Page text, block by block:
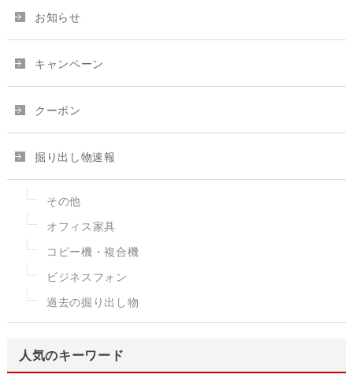
お知らせ
キャンペーン
クーポン
掘り出し物速報
その他
オフィス家具
コピー機・複合機
ビジネスフォン
過去の掘り出し物
人気のキーワード